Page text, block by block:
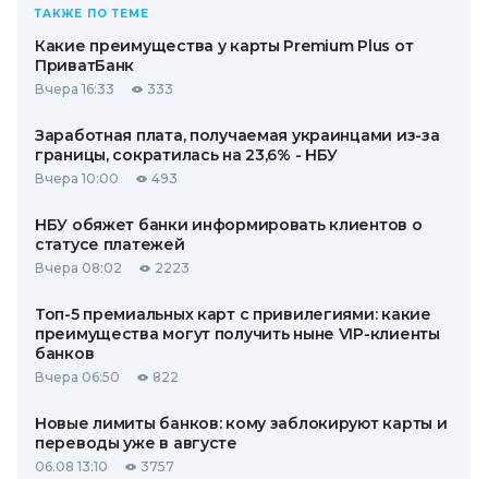
ТАКЖЕ ПО ТЕМЕ
Какие преимущества у карты Premium Plus от
ПриватБанк
Вчера 16:33 333
Заработная плата, получаемая украинцами из-за
границы, сократилась на 23,6% - НБУ
Вчера 10:00 493
НБУ обяжет банки информировать клиентов о
статусе платежей
Вчера 08:02 2223
Топ-5 премиальных карт с привилегиями: какие
преимущества могут получить ныне VIP-клиенты
банков
Вчера 06:50 822
Новые лимиты банков: кому заблокируют карты и
переводы уже в августе
06.08 13:10 3757